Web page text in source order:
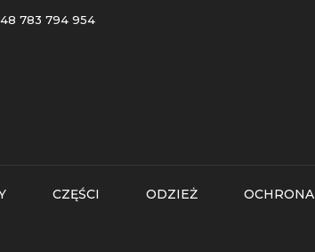
783 794 954
CZĘŚCI ODZIEŻ OCHRONA